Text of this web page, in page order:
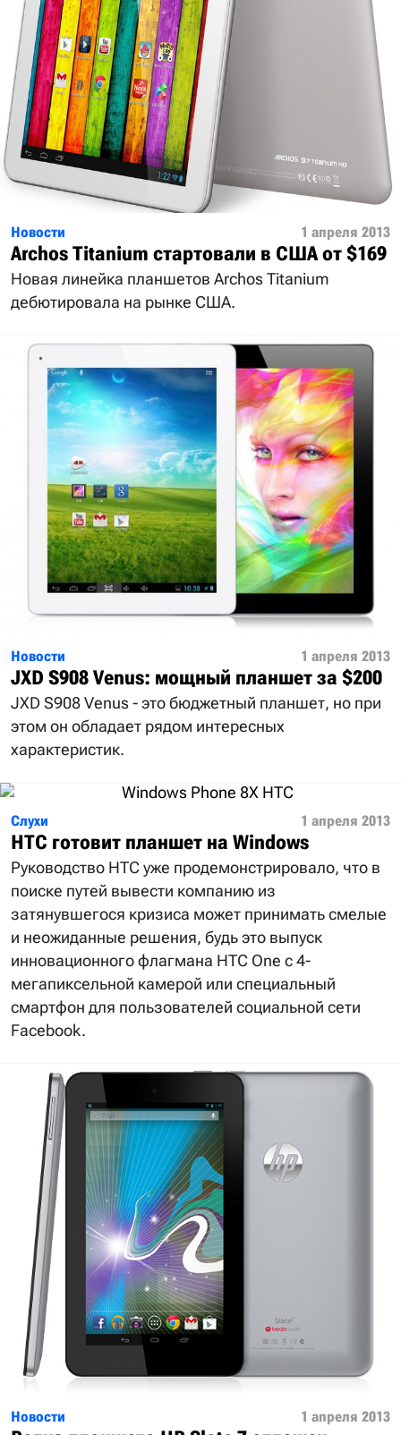
Новости 1 апреля 2013
Archos Titanium стартовали в США от $169
Новая линейка планшетов Archos Titanium
дебютировала на рынке США.
Новости 1 апреля 2013
JXD S908 Venus: мощный планшет за $200
JXD S908 Venus - это бюджетный планшет, но при
этом он обладает рядом интересных
характеристик.
Слухи 1 апреля 2013
HTC готовит планшет на Windows
Руководство HTC уже продемонстрировало, что в
поиске путей вывести компанию из
затянувшегося кризиса может принимать смелые
и неожиданные решения, будь это выпуск
инновационного флагмана HTC One с 4-
мегапиксельной камерой или специальный
смартфон для пользователей социальной сети
Facebook.
Новости 1 апреля 2013